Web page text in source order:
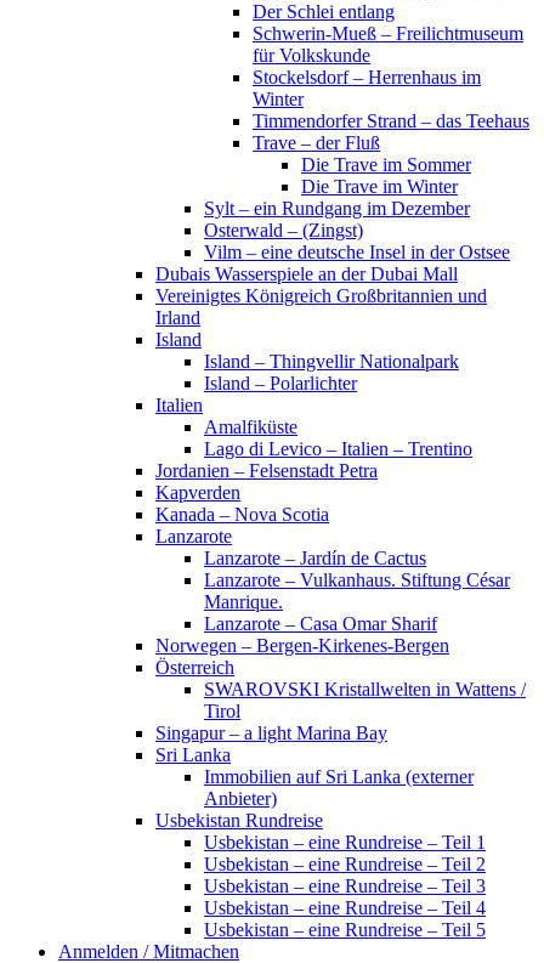
Der Schlei entlang
Schwerin-Mueß – Freilichtmuseum
für Volkskunde
Stockelsdorf – Herrenhaus im
Winter
Timmendorfer Strand – das Teehaus
Trave – der Fluß
Die Trave im Sommer
Die Trave im Winter
Sylt – ein Rundgang im Dezember
Osterwald – (Zingst)
Vilm – eine deutsche Insel in der Ostsee
Dubais Wasserspiele an der Dubai Mall
Vereinigtes Königreich Großbritannien und
Irland
Island
Island – Thingvellir Nationalpark
Island – Polarlichter
Italien
Amalfiküste
Lago di Levico – Italien – Trentino
Jordanien – Felsenstadt Petra
Kapverden
Kanada – Nova Scotia
Lanzarote
Lanzarote – Jardín de Cactus
Lanzarote – Vulkanhaus. Stiftung César
Manrique.
Lanzarote – Casa Omar Sharif
Norwegen – Bergen-Kirkenes-Bergen
Österreich
SWAROVSKI Kristallwelten in Wattens /
Tirol
Singapur – a light Marina Bay
Sri Lanka
Immobilien auf Sri Lanka (externer
Anbieter)
Usbekistan Rundreise
Usbekistan – eine Rundreise – Teil 1
Usbekistan – eine Rundreise – Teil 2
Usbekistan – eine Rundreise – Teil 3
Usbekistan – eine Rundreise – Teil 4
Usbekistan – eine Rundreise – Teil 5
Anmelden / Mitmachen